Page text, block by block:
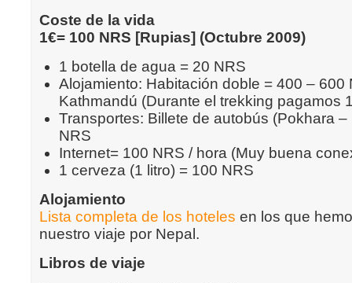
Coste de la vida
1€= 100 NRS [Rupias] (Octubre 2009)
1 botella de agua = 20 NRS
Alojamiento: Habitación doble = 400 – 600
Kathmandú (Durante el trekking pagamos
Transportes: Billete de autobús (Pokhara
NRS
Internet= 100 NRS / hora (Muy buena
1 cerveza (1 litro) = 100 NRS
Alojamiento
Lista completa de los hoteles en los que
nuestro viaje por Nepal.
Libros de viaje